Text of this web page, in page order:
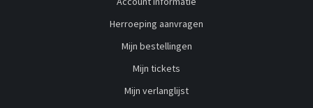
Herroeping aanvragen
Mijn bestellingen
Mijn tickets
Mijn verlanglijst